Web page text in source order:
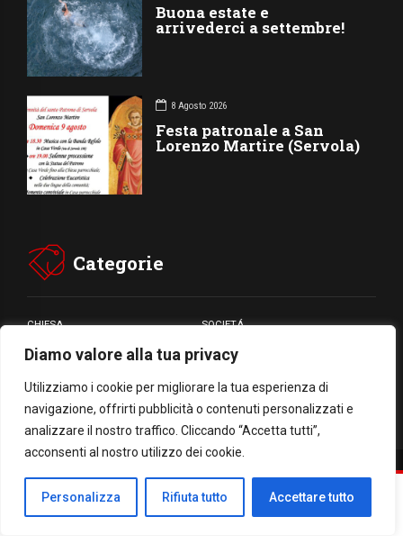
Diamo valore alla tua privacy
Utilizziamo i cookie per migliorare la tua esperienza di
navigazione, offrirti pubblicità o contenuti personalizzati e
analizzare il nostro traffico. Cliccando “Accetta tutti”,
acconsenti al nostro utilizzo dei cookie.
Personalizza Rifiuta tutto Accettare tutto
Buona estate e
arrivederci a settembre!
8 Agosto 2026
Festa patronale a San
Lorenzo Martire (Servola)
Categorie
CHIESA SOCIETÁ
CARITÁ GIUBILEO
CULTURA MEDIA
Facebook
WhatsApp
Threads
Email
Condividi